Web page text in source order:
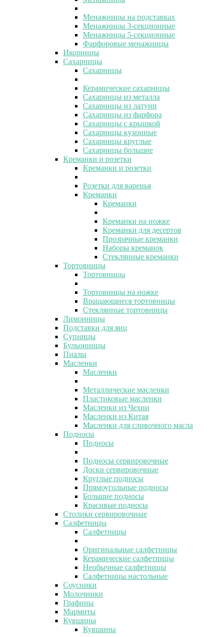
Менажницы на подставках
Менажницы 3-секционные
Менажницы 5-секционные
Фарфоровые менажницы
Икорницы
Сахарницы
Сахарницы
Керамические сахарницы
Сахарницы из металла
Сахарницы из латуни
Сахарницы из фарфора
Сахарницы с крышкой
Сахарницы кухонные
Сахарницы круглые
Сахарницы большие
Креманки и розетки
Креманки и розетки
Розетки для варенья
Креманки
Креманки
Креманки на ножке
Креманки для десертов
Прозрачные креманки
Наборы креманок
Стеклянные креманки
Тортовницы
Тортовницы
Тортовницы на ножке
Вращающиеся тортовницы
Стеклянные тортовницы
Лимонницы
Подставки для яиц
Супницы
Бульонницы
Пиалы
Масленки
Масленки
Металлические масленки
Пластиковые масленки
Масленки из Чехии
Масленки из Китая
Масленки для сливочного масла
Подносы
Подносы
Подносы сервировочные
Доски сервировочные
Круглые подносы
Прямоугольные подносы
Большие подносы
Красивые подносы
Столики сервировочные
Салфетницы
Салфетницы
Оригинальные салфетницы
Керамические салфетницы
Необычные салфетницы
Салфетницы настольные
Соусники
Молочники
Графины
Мармиты
Кувшины
Кувшины